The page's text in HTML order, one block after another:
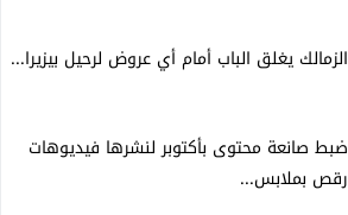
الزمالك يغلق الباب أمام أي عروض لرحيل بيزيرا...
ضبط صانعة محتوى بأكتوبر لنشرها فيديوهات
رقص بملابس...